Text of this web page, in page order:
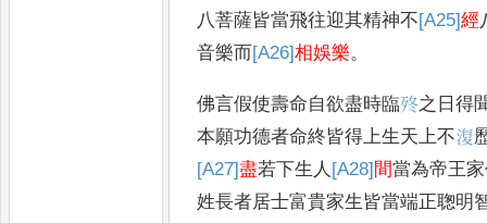
八菩薩皆當飛往迎其精神不[A25]經
音樂而 [A26]相娛樂。
佛言假使壽命自欲盡時臨𣧩之日得
本願功德者命終皆得上生天上不𣸪
[A27]盡若下生人 [A28] 間當為帝王
姓長者居士富貴家生皆當端正聦明